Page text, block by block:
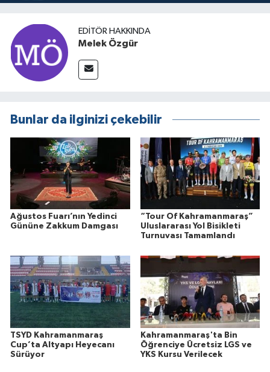
EDITÖR HAKKINDA
Melek Özgür
Bunlar da ilginizi çekebilir
Ağustos Fuarı’nın Yedinci
Gününe Zakkum Damgası
“Tour Of Kahramanmaraş”
Uluslararası Yol Bisikleti
Turnuvası Tamamlandı
TSYD Kahramanmaraş
Cup’ta Altyapı Heyecanı
Sürüyor
Kahramanmaraş'ta Bin
Öğrenciye Ücretsiz LGS ve
YKS Kursu Verilecek